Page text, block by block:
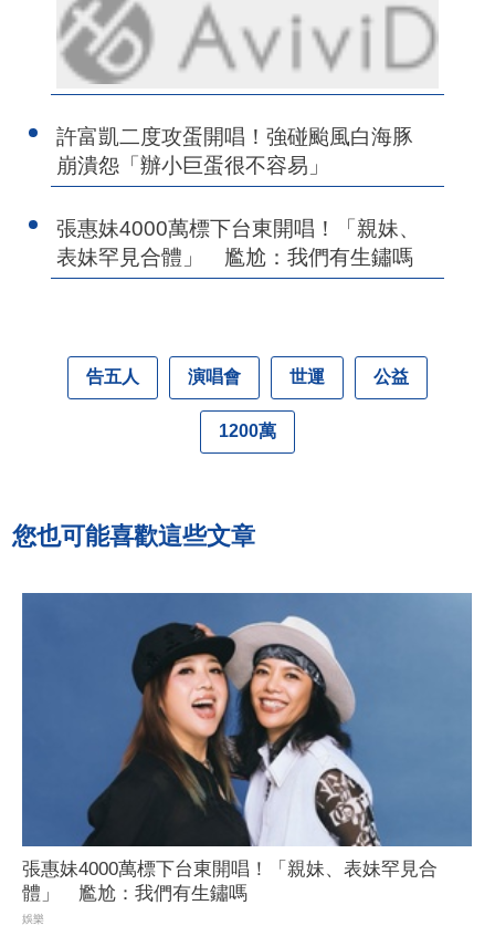
許富凱二度攻蛋開唱！強碰颱風白海豚
崩潰怨「辦小巨蛋很不容易」
張惠妹4000萬標下台東開唱！「親妹、
表妹罕見合體」 尷尬：我們有生鏽嗎
告五人 演唱會 世運 公益
1200萬
您也可能喜歡這些文章
張惠妹4000萬標下台東開唱！「親妹、表妹罕見合
體」 尷尬：我們有生鏽嗎
娛樂